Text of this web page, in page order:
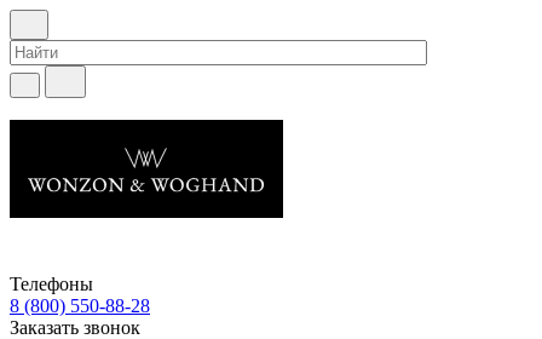
Телефоны
8 (800) 550-88-28
Заказать звонок